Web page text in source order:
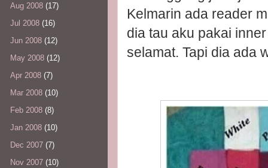
Kelmarin ada reader
dia tau aku pakai
selamat. Tapi dia ada
Aug 2008 (17)
Jul 2008 (16)
Jun 2008 (12)
May 2008 (12)
Apr 2008 (7)
Mar 2008 (10)
Feb 2008 (8)
Jan 2008 (10)
Dec 2007 (7)
Nov 2007 (10)